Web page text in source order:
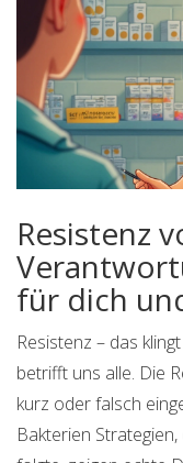
Resistenz
für dich
Resistenz – das
betrifft uns alle. Die
kurz oder falsch
Bakterien